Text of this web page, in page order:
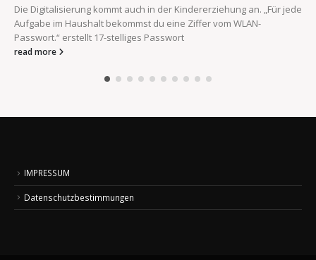
Die Digitalisierung kommt auch in der Kindererziehung an. „Für jede
Aufgabe im Haushalt bekommst du eine Ziffer vom WLAN-
Passwort.“ erstellt 17-stelliges Passwort
read more
IMPRESSUM
Datenschutzbestimmungen